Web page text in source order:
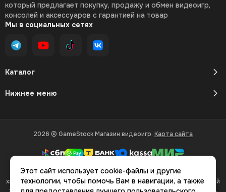
Каталог
Нижнее меню
который предлагает покупку, продажу и обмен видеоигр,
консолей и аксессуаров с гарантией на товар
Мы в социальных сетях
2026 © GameStock Магазин видеоигр. Карта сайта
Вся представленная на сайте информация, касающаяся
характеристик, стоимости товаров и услуг, носит информационный
Этот сайт использует cookie-файлы и другие
технологии, чтобы помочь Вам в навигации, а также